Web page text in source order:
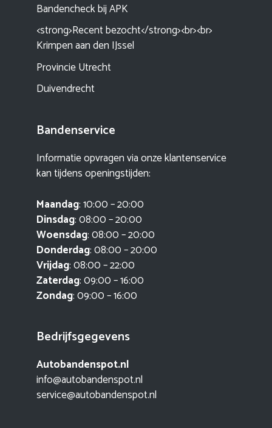
Bandencheck bij APK
<strong>Recent bezocht</strong><br><br>
Krimpen aan den IJssel
Provincie Utrecht
Duivendrecht
Bandenservice
Informatie opvragen via onze klantenservice
kan tijdens openingstijden:
Maandag: 10:00 – 20:00
Dinsdag: 08:00 – 20:00
Woensdag: 08:00 – 20:00
Donderdag: 08:00 – 20:00
Vrijdag: 08:00 – 22:00
Zaterdag: 09:00 – 16:00
Zondag: 09:00 – 16:00
Bedrijfsgegevens
Autobandenspot.nl
info@autobandenspot.nl
service@autobandenspot.nl